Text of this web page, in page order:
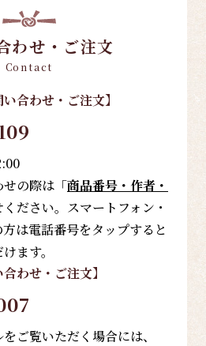
わせ・ご注文
Contact
い合わせ・ご注文】
の際は「商品番号・作者・
ださい。スマートフォン・
は電話番号をタップすると
ます。
わせ・ご注文】
ご覧いただく場合には、